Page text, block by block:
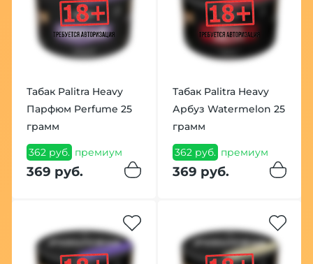
Табак Palitra Heavy
Парфюм Perfume 25
грамм
362 руб. премиум
369 руб.
Табак Palitra Heavy
Арбуз Watermelon 25
грамм
362 руб. премиум
369 руб.